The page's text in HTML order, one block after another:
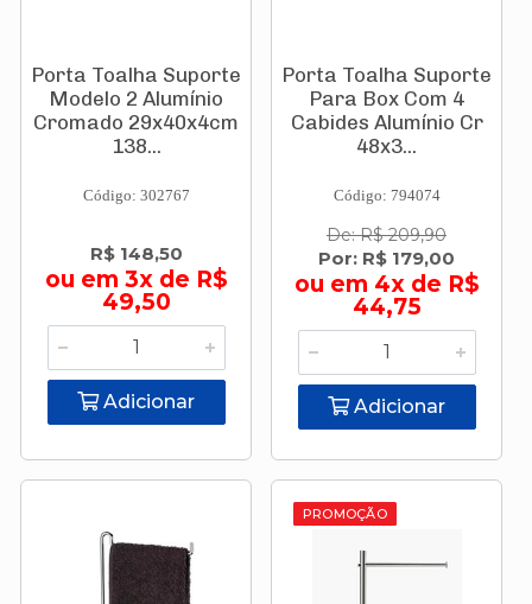
Porta Toalha Suporte
Modelo 2 Alumínio
Cromado 29x40x4cm
138...
Código: 302767
R$ 148,50
ou em 3x de R$
49,50
Adicionar
Porta Toalha Suporte
Para Box Com 4
Cabides Alumínio Cr
48x3...
Código: 794074
De: R$ 209,90
Por: R$ 179,00
ou em 4x de R$
44,75
Adicionar
PROMOÇÃO